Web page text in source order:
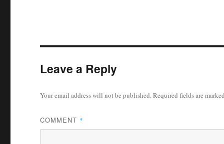
Leave a Reply
Your email address will not be published.Required fields are
COMMENT *